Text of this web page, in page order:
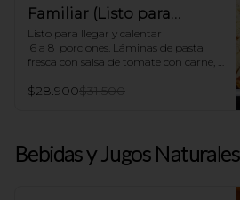
Familiar (Listo para
hornear en casa)
Listo para llegar y calentar
6 a 8  porciones. Láminas de pasta
fresca con salsa de tomate con carne,
minutos.
$28.900$31.500
Bebidas y Jugos Naturales